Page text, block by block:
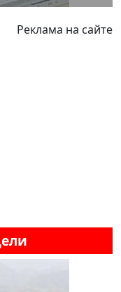
Реклама на сайте